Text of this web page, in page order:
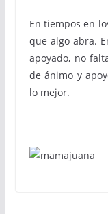
En tiempos en
que algo abra.
apoyado, no
de ánimo y
lo mejor.